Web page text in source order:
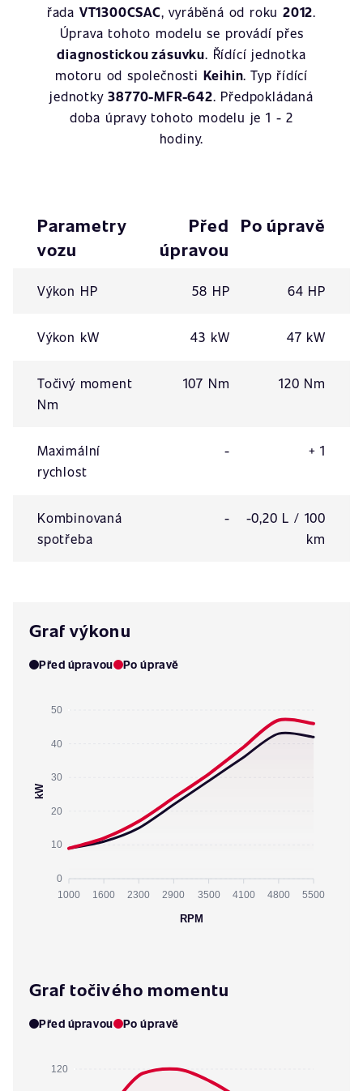
řada VT1300CSAC, vyráběná od roku2012.
Úprava tohoto modelu se provádí přes
diagnostickou zásuvku. Řídící jednotka
motoru od společnosti Keihin. Typ řídící
jednotky38770-MFR-642. Předpokládaná
doba úpravy tohoto modelu je 1 - 2
hodiny.
Parametry
vozu
Před
úpravou
Po úpravě
Výkon HP 58 HP 64 HP
Výkon kW 43 kW 47 kW
Točivý moment
Nm
107 Nm 120 Nm
Maximální
rychlost
- + 1
Kombinovaná
spotřeba
-
-0,20 L / 100
km
Graf výkonu
Před úpravou Po úpravě
50
40
30
20
10
0
kW
1000 1600 2300 2900 3500 4100 4800 5500
RPM
Graf točivého momentu
Před úpravou Po úpravě
120